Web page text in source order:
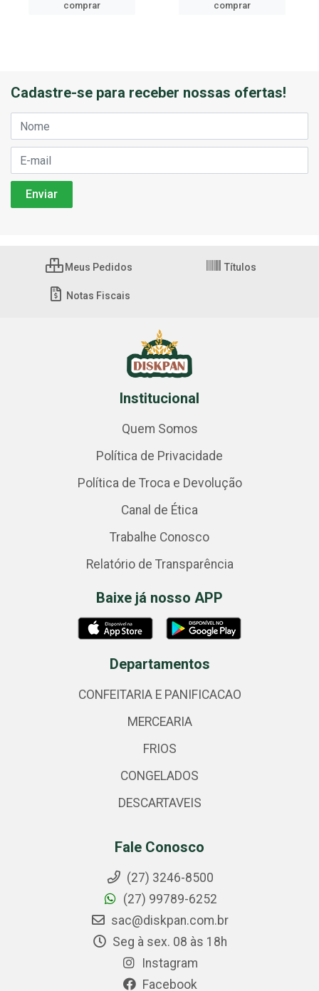
comprar
comprar
Cadastre-se para receber nossas ofertas!
Meus Pedidos Títulos
Notas Fiscais
Institucional
Quem Somos
Política de Privacidade
Política de Troca e Devolução
Canal de Ética
Trabalhe Conosco
Relatório de Transparência
Baixe já nosso APP
Departamentos
CONFEITARIA E PANIFICACAO
MERCEARIA
FRIOS
CONGELADOS
DESCARTAVEIS
Fale Conosco
(27) 3246-8500
(27) 99789-6252
sac@diskpan.com.br
Seg à sex. 08 às 18h
Instagram
Facebook